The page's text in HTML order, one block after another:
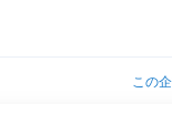
この